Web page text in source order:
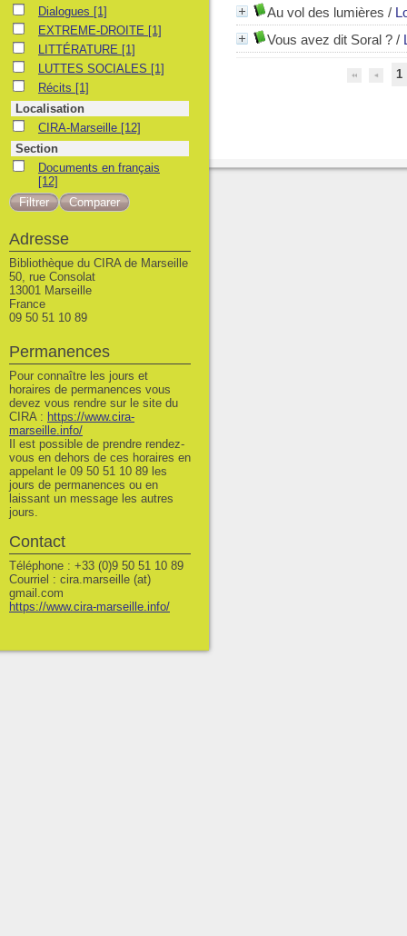
Au vol des lumières /
Vous avez dit Soral ? /
1
DialoguesDialogues [1]
EXTREME-DROITE
EXTREME-DROITE [1]
LITTÉRATURE
LITTÉRATURE [1]
LUTTES SOCIALES
LUTTES SOCIALES [1]
RécitsRécits [1]
Localisation
CIRA-Marseille
CIRA-Marseille [12]
Section
Documents en français
Documents en français
[12]
Adresse
Bibliothèque du CIRA de Marseille
50, rue Consolat
13001 Marseille
France
09 50 51 10 89
Permanences
Pour connaître les jours et
horaires de permanences vous
devez vous rendre sur le site du
CIRA : https://www.cira-
marseille.info/
Il est possible de prendre rendez-
vous en dehors de ces horaires en
appelant le 09 50 51 10 89 les
jours de permanences ou en
laissant un message les autres
jours.
Contact
Téléphone : +33 (0)9 50 51 10 89
Courriel : cira.marseille (at)
gmail.com
https://www.cira-marseille.info/